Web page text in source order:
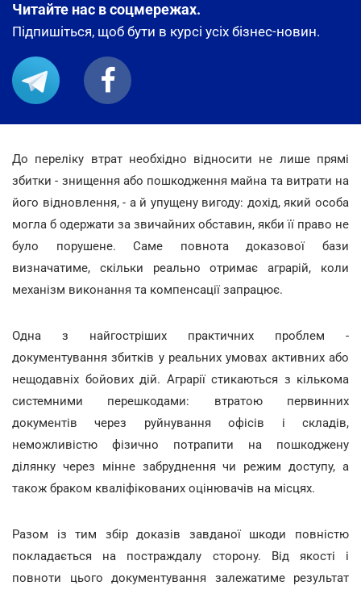
Читайте нас в соцмережах.
Підпишіться, щоб бути в курсі усіх бізнес-новин.
До переліку втрат необхідно відносити не лише прямі
збитки - знищення або пошкодження майна та витрати на
його відновлення, - а й упущену вигоду: дохід, який особа
могла б одержати за звичайних обставин, якби її право не
було порушене. Саме повнота доказової бази
визначатиме, скільки реально отримає аграрій, коли
механізм виконання та компенсації запрацює.
Одна з найгостріших практичних проблем -
документування збитків у реальних умовах активних або
нещодавніх бойових дій. Аграрії стикаються з кількома
системними перешкодами: втратою первинних
документів через руйнування офісів і складів,
неможливістю фізично потрапити на пошкоджену
ділянку через мінне забруднення чи режим доступу, а
також браком кваліфікованих оцінювачів на місцях.
Разом із тим збір доказів завданої шкоди повністю
покладається на постраждалу сторону. Від якості і
повноти цього документування залежатиме результат